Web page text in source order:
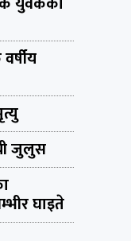
जुलुस
घाइते